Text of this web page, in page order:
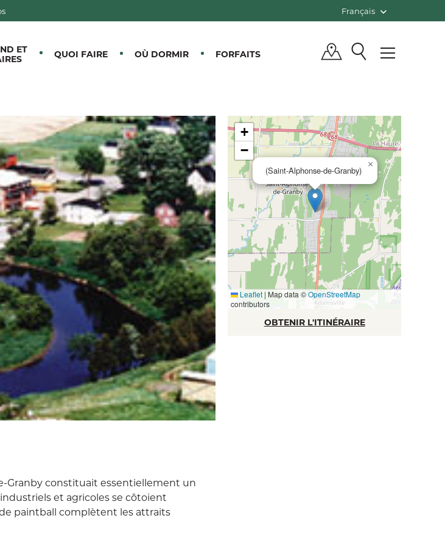
Français
ET
QUOI FAIRE OÙ DORMIR FORFAITS
(Saint-Alphonse-de-Granby)
×
+
−
Leaflet | Map data ©OpenStreetMap
contributors
OBTENIR L'ITINÉRAIRE
Granby constituait essentiellement un
et agricoles se côtoient
paintball complètent les attraits